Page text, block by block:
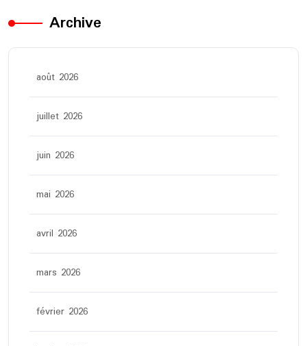
Archive
août 2026
juillet 2026
juin 2026
mai 2026
avril 2026
mars 2026
février 2026